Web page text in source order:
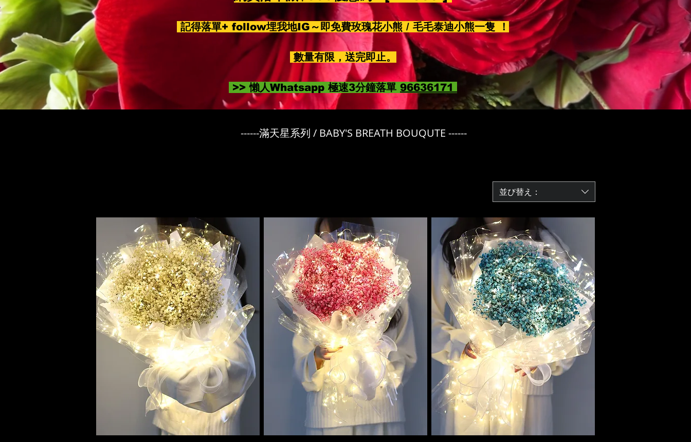
記得落單+ follow埋我地IG～即免費玫瑰花小熊 / 毛毛泰迪小熊一隻 ！
數量有限，送完即止。
>> 懶人Whatsapp 極速3分鐘落單 96636171
------滿天星系列 / BABY'S BREATH BOUQUTE ------
並び替え：